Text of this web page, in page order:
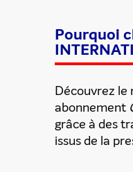
Pourquoi
Découvrez le
abonnement
grâce à des
issus de la